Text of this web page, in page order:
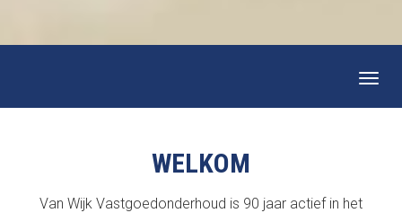
WELKOM
Van Wijk Vastgoedonderhoud is 90 jaar actief in het